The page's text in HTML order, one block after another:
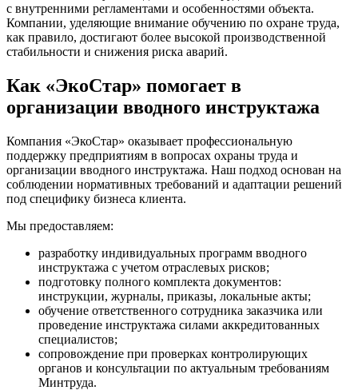
с внутренними регламентами и особенностями объекта.
Компании, уделяющие внимание обучению по охране труда,
как правило, достигают более высокой производственной
стабильности и снижения риска аварий.
Как «ЭкоСтар» помогает в
организации вводного инструктажа
Компания «ЭкоСтар» оказывает профессиональную
поддержку предприятиям в вопросах охраны труда и
организации вводного инструктажа. Наш подход основан на
соблюдении нормативных требований и адаптации решений
под специфику бизнеса клиента.
Мы предоставляем:
разработку индивидуальных программ вводного
инструктажа с учетом отраслевых рисков;
подготовку полного комплекта документов:
инструкции, журналы, приказы, локальные акты;
обучение ответственного сотрудника заказчика или
проведение инструктажа силами аккредитованных
специалистов;
сопровождение при проверках контролирующих
органов и консультации по актуальным требованиям
Минтруда.